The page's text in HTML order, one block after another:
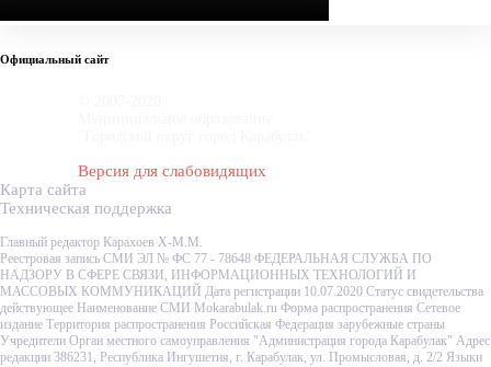
Официальный сайт
Версия для слабовидящих
Карта сайта
Техническая поддержка
Главный редактор Карахоев Х-М.М.
Реестровая запись СМИ ЭЛ № ФС 77 - 78648 ФЕДЕРАЛЬНАЯ СЛУЖБА ПО
НАДЗОРУ В СФЕРЕ СВЯЗИ, ИНФОРМАЦИОННЫХ ТЕХНОЛОГИЙ И
МАССОВЫХ КОММУНИКАЦИЙ Дата регистрации 10.07.2020 Статус свидетельства
действующее Наименование СМИ Mokarabulak.ru Форма распространения Сетевое
издание Территория распространения Российская Федерация зарубежные страны
Учредители Орган местного самоуправления "Администрация города Карабулак" Адрес
редакции 386231, Республика Ингушетия, г. Карабулак, ул. Промысловая, д. 2/2 Языки